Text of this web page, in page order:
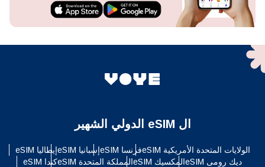
ال eSIM الدولي الشهير
الولايات المتحدة الأمريكية eSIM فرنسا eSIM إسبانيا eSIM
إيطاليا eSIM
ديك رومى eSIM
المكسيك eSIM المملكة المتحدة eSIM
كندا eSIM